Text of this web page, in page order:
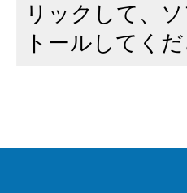
リックして、
トールしてくだ